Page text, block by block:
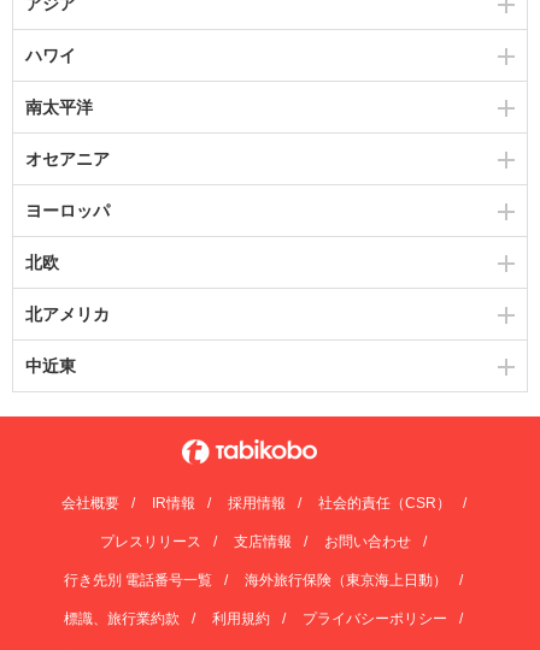
ハワイ
南太平洋
オセアニア
ヨーロッパ
北欧
北アメリカ
中近東
会社概要 IR情報 採用情報 社会的責任（CSR）
プレスリリース 支店情報 お問い合わせ
行き先別 電話番号一覧 海外旅行保険（東京海上日動）
標識、旅行業約款 利用規約 プライバシーポリシー